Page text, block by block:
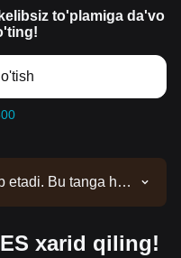
to'plamiga da'vo
etadi. Bu tanga hali
bizningxarid qiling!